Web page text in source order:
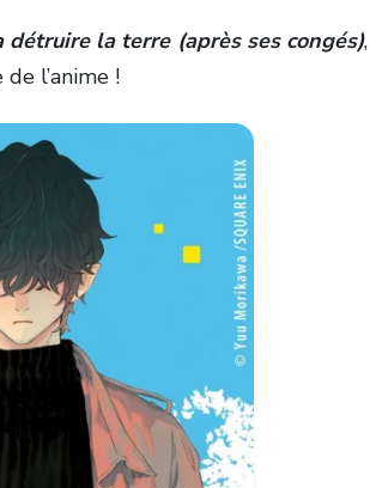
détruire la terre (après ses congés),
l’anime !